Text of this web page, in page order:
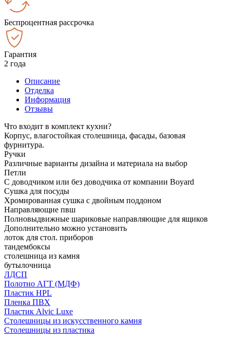
Беспроцентная рассрочка
Гарантия
2 года
Описание
Отделка
Информация
Отзывы
Что входит в комплект кухни?
Корпус, влагостойкая столешница, фасады, базовая
фурнитура.
Ручки
Различные варианты дизайна и материала на выбор
Петли
С доводчиком или без доводчика от компании Boyard
Сушка для посуды
Хромированная сушка с двойным поддоном
Направляющие пвш
Полновыдвижные шариковые направляющие для ящиков
Дополнительно можно установить
лоток для стол. приборов
тандембоксы
столешница из камня
бутылочница
ЛДСП
Полотно АГТ (МДФ)
Пластик HPL
Пленка ПВХ
Пластик Alvic Luxe
Столешницы из искусственного камня
Столешницы из пластика